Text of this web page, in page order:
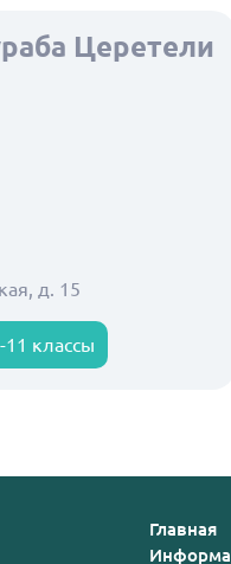
Церетели
д. 15
11 классы
Главная